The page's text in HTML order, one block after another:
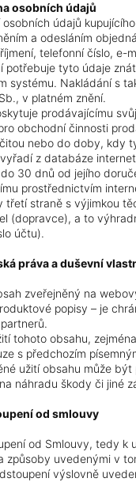
osobních údajů
osobních údajů
a odesláním
telefonní číslo, e-
potřebuje tyto údaje
systému. Nakládání s
v platném znění.
prodávajícímu
obchodní činnosti
nebo do doby, kdy
z databáze
30 dnů od jejího
prostřednictvím
třetí straně s výjimkou
(dopravce), a to
účtu).
práva a duševní
zveřejněný na
popisy – je
tohoto obsahu,
s předchozím
užití obsahu může
náhradu škody či jiné
od smlouvy
od Smlouvy, tedy k
způsoby uvedenými v
výslovně